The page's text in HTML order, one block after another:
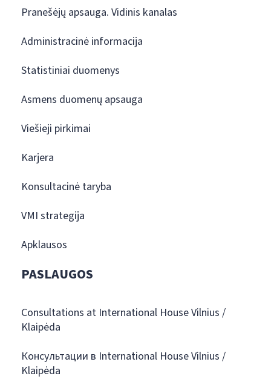
Pranešėjų apsauga. Vidinis kanalas
Administracinė informacija
Statistiniai duomenys
Asmens duomenų apsauga
Viešieji pirkimai
Karjera
Konsultacinė taryba
VMI strategija
Apklausos
PASLAUGOS
Consultations at International House Vilnius /
Klaipėda
Консультации в International House Vilnius /
Klaipėda